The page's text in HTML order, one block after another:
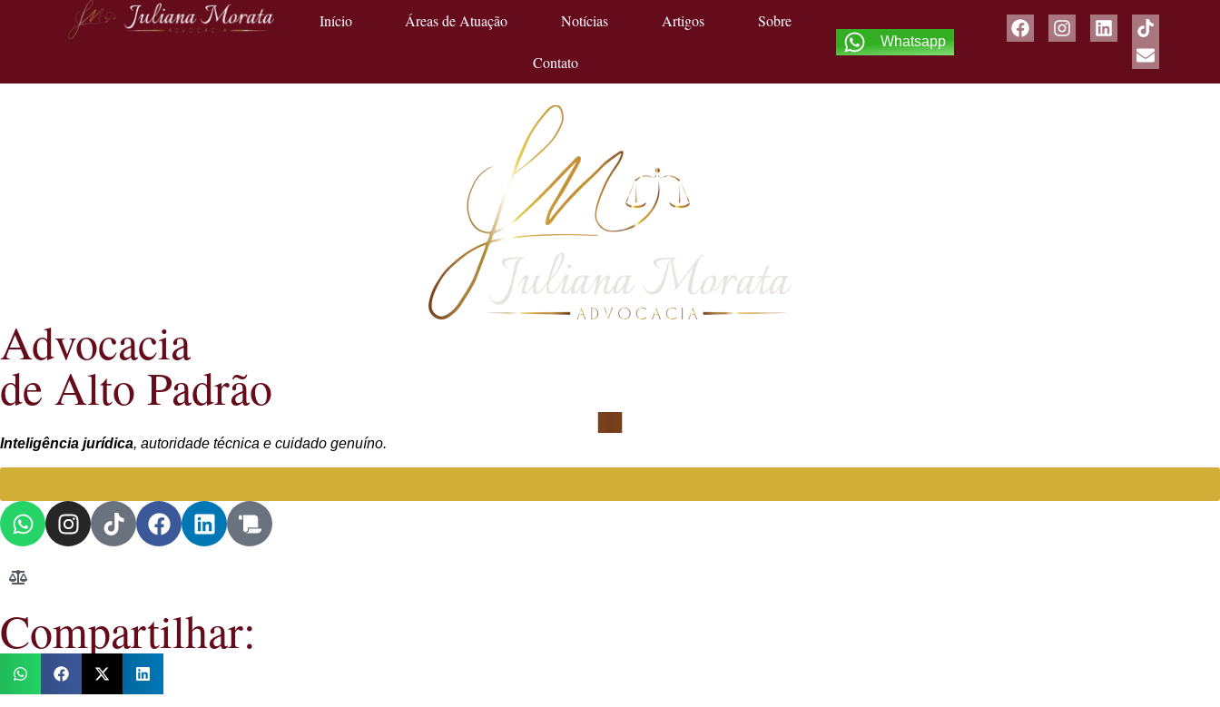
Início Áreas de Atuação Notícias Artigos Sobre
Contato
Whatsapp
Advocacia
de Alto Padrão
Inteligência jurídica, autoridade técnica e cuidado genuíno.
Compartilhar: